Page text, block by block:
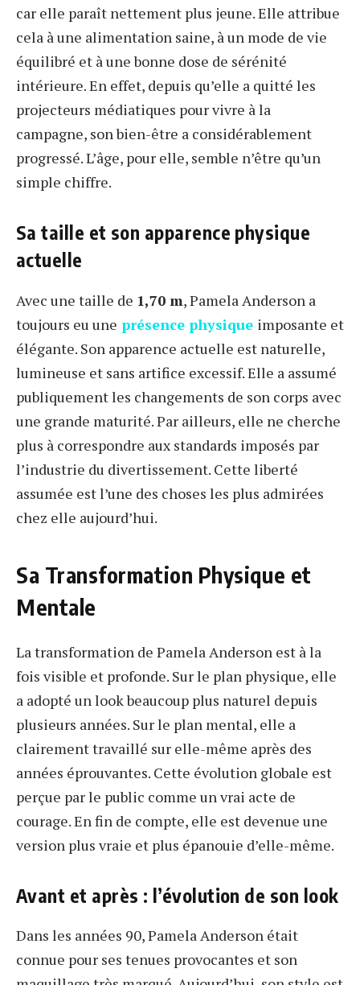
car elle paraît nettement plus jeune. Elle attribue
cela à une alimentation saine, à un mode de vie
équilibré et à une bonne dose de sérénité
intérieure. En effet, depuis qu’elle a quitté les
projecteurs médiatiques pour vivre à la
campagne, son bien-être a considérablement
progressé. L’âge, pour elle, semble n’être qu’un
simple chiffre.
Sa taille et son apparence physique
actuelle
Avec une taille de 1,70 m, Pamela Anderson a
toujours eu une présence physique imposante et
élégante. Son apparence actuelle est naturelle,
lumineuse et sans artifice excessif. Elle a assumé
publiquement les changements de son corps avec
une grande maturité. Par ailleurs, elle ne cherche
plus à correspondre aux standards imposés par
l’industrie du divertissement. Cette liberté
assumée est l’une des choses les plus admirées
chez elle aujourd’hui.
Sa Transformation Physique et
Mentale
La transformation de Pamela Anderson est à la
fois visible et profonde. Sur le plan physique, elle
a adopté un look beaucoup plus naturel depuis
plusieurs années. Sur le plan mental, elle a
clairement travaillé sur elle-même après des
années éprouvantes. Cette évolution globale est
perçue par le public comme un vrai acte de
courage. En fin de compte, elle est devenue une
version plus vraie et plus épanouie d’elle-même.
Avant et après : l’évolution de son look
Dans les années 90, Pamela Anderson était
connue pour ses tenues provocantes et son